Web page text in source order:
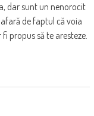
dar sunt un nenorocit
de faptul că voia
propus să te aresteze.